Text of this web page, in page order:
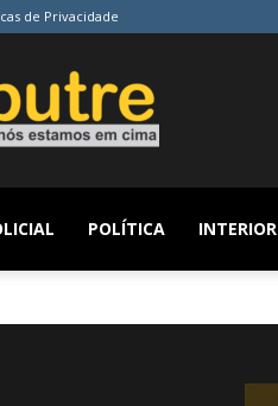
de Privacidade
POLÍTICA INTERIOR